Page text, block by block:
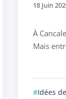
18 Juin
À
Mais
Idées